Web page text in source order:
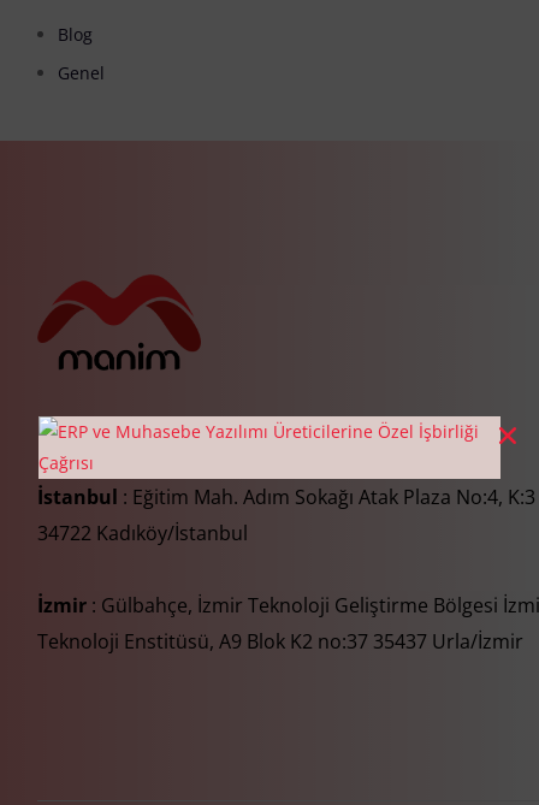
Blog
Genel
İstanbul : Eğitim Mah. Adım Sokağı Atak Plaza No:4,
34722 Kadıköy/İstanbul
İzmir : Gülbahçe, İzmir Teknoloji Geliştirme Bölgesi
Teknoloji Enstitüsü, A9 Blok K2 no:37 35437 Urla/İzmir